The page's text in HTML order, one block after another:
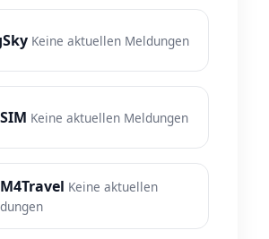
Keine aktuellen Meldungen
Keine aktuellen Meldungen
Keine aktuellen